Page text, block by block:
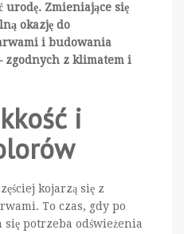
urodę. Zmieniające się
okazję do
i budowania
zgodnych z klimatem i
i
kojarzą się z
To czas, gdy po
potrzeba odświeżenia